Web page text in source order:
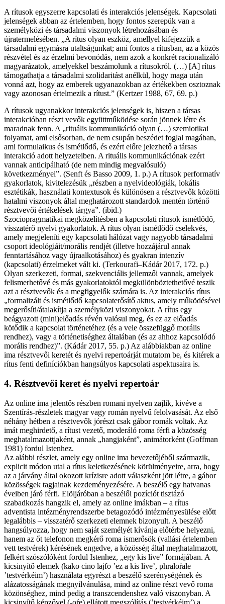
A rítusok egyszerre kapcsolati és interakciós jelenségek. Kapcsolati
jelenségek abban az értelemben, hogy fontos szerepük van a
személyközi és társadalmi viszonyok létrehozásában és
újratermelésében. „A rítus olyan eszköz, amellyel kifejezzük a
társadalmi egymásra utaltságunkat; ami fontos a rítusban, az a közös
részvétel és az érzelmi bevonódás, nem azok a konkrét racionalizáló
magyarázatok, amelyekkel beszámolunk a rítusokról. (…) [A] rítus
támogathatja a társadalmi szolidaritást anélkül, hogy maga után
vonná azt, hogy az emberek ugyanazokban az értékekben osztoznak
vagy azonosan értelmezik a rítust.” (Kertzer 1988, 67, 69. p.)
A rítusok ugyanakkor interakciós jelenségek is, hiszen a társas
interakcióban részt vevők együttműködése során jönnek létre és
maradnak fenn. A „rituális kommunikáció olyan (…) szemiotikai
folyamat, ami elsősorban, de nem csupán beszédet foglal magában,
ami formulaikus és ismétlődő, és ezért előre jelezhető a társas
interakció adott helyzeteiben. A rituális kommunikációnak ezért
vannak anticipálható (de nem mindig megvalósuló)
következményei”. (Senft és Basso 2009, 1. p.) A rítusok performatív
gyakorlatok, kivitelezésük „részben a nyelvideológiák, lokális
esztétikák, használati kontextusok és különösen a résztvevők közötti
hatalmi viszonyok által meghatározott standardok mentén történő
résztvevői értékelések tárgya”. (ibid.)
Szociopragmatikai megközelítésben a kapcsolati rítusok ismétlődő,
visszatérő nyelvi gyakorlatok. A rítus olyan ismétlődő cselekvés,
amely megjeleníti egy kapcsolati hálózat vagy nagyobb társadalmi
csoport ideológiáit/morális rendjét (illetve hozzájárul annak
fenntartásához vagy újraalkotásához) és gyakran intenzív
(kapcsolati) érzelmeket vált ki. (Terkourafi–Kádár 2017, 172. p.)
Olyan szerkezeti, formai, szekvenciális jellemzői vannak, amelyek
felismerhetővé és más gyakorlatoktól megkülönböztethetővé teszik
azt a résztvevők és a megfigyelők számára is. Az interakciós rítus
„formalizált és ismétlődő kapcsolaterősítő aktus, amely működésével
megerősíti/átalakítja a személyközi viszonyokat. A rítus egy
beágyazott (mini)előadás révén valósul meg, és ez az előadás
kötődik a kapcsolat történetéhez (és a vele összefüggő morális
rendhez), vagy a történetiséghez általában (és az ahhoz kapcsolódó
morális rendhez)”. (Kádár 2017, 55. p.) Az alábbiakban az online
ima résztvevői keretét és nyelvi repertoárját mutatom be, és kitérek a
rítus fenti definíciókban hangsúlyos kapcsolati aspektusaira is.
4. Résztvevői keret és nyelvi repertoár
Az online ima jelentős részben romani nyelven zajlik, kivéve a
Szentírás-részletek magyar vagy román nyelvű felolvasását. Az első
néhány hétben a résztvevők jórészt csak gábor romák voltak. Az
imát meghirdető, a rítust vezető, moderáló roma férfi a közösség
meghatalmazottjaként, annak „hangjaként”, animátorként (Goffman
1981) fordul Istenhez.
Az alábbi részlet, amely egy online ima bevezetőjéből származik,
explicit módon utal a rítus keletkezésének körülményeire, arra, hogy
az a járvány által okozott krízisre adott válaszként jött létre, a gábor
közösségek tagjainak kezdeményezésére. A beszélő egy hatvanas
éveiben járó férfi. Elöljáróban a beszélői pozíciót tisztázó
szabadkozás hangzik el, amely az online imákban – a rítus
adventista intézményrendszerbe betagozódó intézményesülése előtt
legalábbis – visszatérő szerkezeti elemnek bizonyult. A beszélő
hangsúlyozza, hogy nem saját személyét kívánja előtérbe helyezni,
hanem az őt telefonon megkérő roma ismerősök (vallási értelemben
vett testvérek) kérésének engedve, a közösség által meghatalmazott,
felkért szószólóként fordul Istenhez, „egy kis live” formájában. A
kicsinyítő elemek (kako cino lajfo ’ez a kis live’, phraloŕale
’testvérkéim’) használata egyrészt a beszélő szerénységének és
alázatosságának megnyilvánulása, mind az online részt vevő roma
közönséghez, mind pedig a transzcendenshez való viszonyban. A
kicsinyítő képzővel (-oŕe) ellátott megszólítás (’testvérkéim’) a